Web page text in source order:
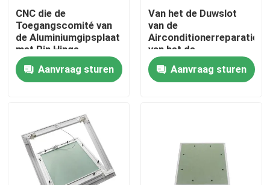
Huis
Producten
Ongeveer ons
Fabrieksreis
Kwaliteitscontrole
CNC die de
Toegangscomité van
de Aluminiumgipsplaat
met Pin Hinge
machinaal bewerken
Aanvraag sturen
Van het de Duwslot
van de
Airconditionerreparatie
van het de
Valdeuraluminium de
Toegangscomité
Aanvraag sturen